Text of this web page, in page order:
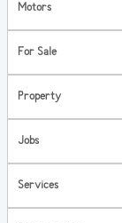
Motors
For Sale
Property
Jobs
Services